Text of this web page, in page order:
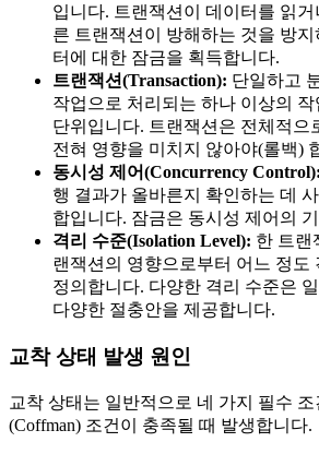
입니다. 트랜잭션이 데이터를 읽
른 트랜잭션이 방해하는 것을 방지
터에 대한 잠금을 획득합니다.
트랜잭션(Transaction): 단일하고
작업으로 처리되는 하나 이상의
단위입니다. 트랜잭션은 전체적으
전혀 영향을 미치지 않아야(롤백)
동시성 제어(Concurrency Control):
행 결과가 올바른지 확인하는 데
합입니다. 잠금은 동시성 제어의
격리 수준(Isolation Level): 한 트랜
랜잭션의 영향으로부터 어느 정도
정의합니다. 다양한 격리 수준은
다양한 절충안을 제공합니다.
교착 상태 발생 원인
교착 상태는 일반적으로 네 가지 필수
(Coffman) 조건이 충족될 때 발생합니다.